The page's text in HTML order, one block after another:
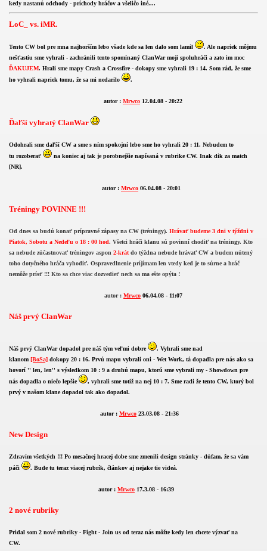
kedy nastanú odchody - príchody hráčov a všeličo iné....
LoC_ vs. iMR.
Tento CW bol pre mna najhorším lebo všade kde sa len dalo som lamil
. Ale napriek môjmu
nešťastiu sme vyhrali - zachránili tento spomínaný ClanWar moji spoluhráči a zato im moc
ĎAKUJEM. Hrali sme mapy Crash a Crossfire - dokopy sme vyhrali 19 : 14. Som rád, že sme
ho vyhrali napriek tomu, že sa mi nedarilo
.
autor : Mrwco 12.04.08 - 20:22
Ďaľší vyhratý ClanWar
Odohrali sme daľší CW a sme s ním spokojní lebo sme ho vyhrali 20 : 11. Nebudem to
tu rozoberať
na koniec aj tak je porobnejšie napísaná v rubrike CW. Inak dik za match
[NR].
autor : Mrwco 06.04.08 - 20:01
Tréningy POVINNE !!!
Od dnes sa budú konať prípravné zápasy na CW (tréningy). Hrávať budeme 3 dni v týždni v
Piatok, Sobotu a Nedeľu o 18 : 00 hod. Všetci hráči klanu sú povinní chodiť na tréningy. Kto
sa nebude zúčastnovať tréningov aspon 2-krát do týždna nebude hrávať CW a budem nútený
toho dotyčného hráča vyhodiť. Ospravedlnenie príjímam len vtedy ked je to súrne a hráč
nemôže prísť !!! Kto sa chce viac dozvedieť nech sa ma ešte opýta !
autor : Mrwco 06.04.08 - 11:07
Náš prvý ClanWar
Náš prvý ClanWar dopadol pre náš tým veľmi dobre
. Vyhrali sme nad
klanom [BoSa] dokopy 20 : 16. Prvú mapu vybrali oni - Wet Work, tá dopadla pre nás ako sa
hovorí '' len, len'' s výsledkom 10 : 9 a druhú mapu, ktorú sme vybrali my - Showdown pre
nás dopadla o niečo lepšie
, vyhrali sme totiž na nej 10 : 7. Sme radi že tento CW, ktorý bol
prvý v našom klane dopadol tak ako dopadol.
autor : Mrwco 23.03.08 - 21:36
New Design
Zdravím všetkých !!! Po mesačnej hracej dobe sme zmenili design stránky - dúfam, že sa vám
páči
. Bude tu teraz viacej rubrík, článkov aj nejake tie videá.
autor : Mrwco 17.3.08 - 16:39
2 nové rubriky
Pridal som 2 nové rubriky - Fight - Join us od teraz nás môžte kedy len chcete výzvať na
CW.